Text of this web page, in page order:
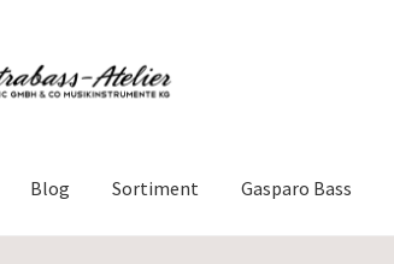
Blog Sortiment Gasparo Bass